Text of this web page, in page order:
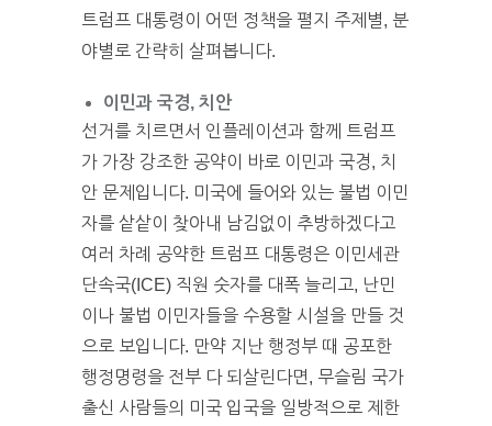
트럼프 대통령이 어떤 정책을 펼지 주제별, 분
야별로 간략히 살펴봅니다.
이민과 국경, 치안
선거를 치르면서 인플레이션과 함께 트럼프
가 가장 강조한 공약이 바로 이민과 국경, 치
안 문제입니다. 미국에 들어와 있는 불법 이민
자를 샅샅이 찾아내 남김없이 추방하겠다고
여러 차례 공약한 트럼프 대통령은 이민세관
단속국(ICE) 직원 숫자를 대폭 늘리고, 난민
이나 불법 이민자들을 수용할 시설을 만들 것
으로 보입니다. 만약 지난 행정부 때 공포한
행정명령을 전부 다 되살린다면, 무슬림 국가
출신 사람들의 미국 입국을 일방적으로 제한